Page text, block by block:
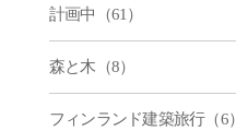
計画中（61）
森と木（8）
フィンランド建築旅行（6）